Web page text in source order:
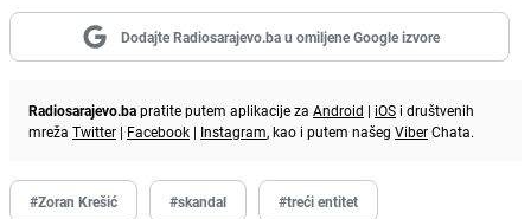
Dodajte Radiosarajevo.ba u omiljene Google izvore
Radiosarajevo.bapratite putem aplikacije za Android | iOS i društvenih
mreža Twitter | Facebook | Instagram, kao i putem našeg ViberChata.
#Zoran Krešić #skandal #treći entitet